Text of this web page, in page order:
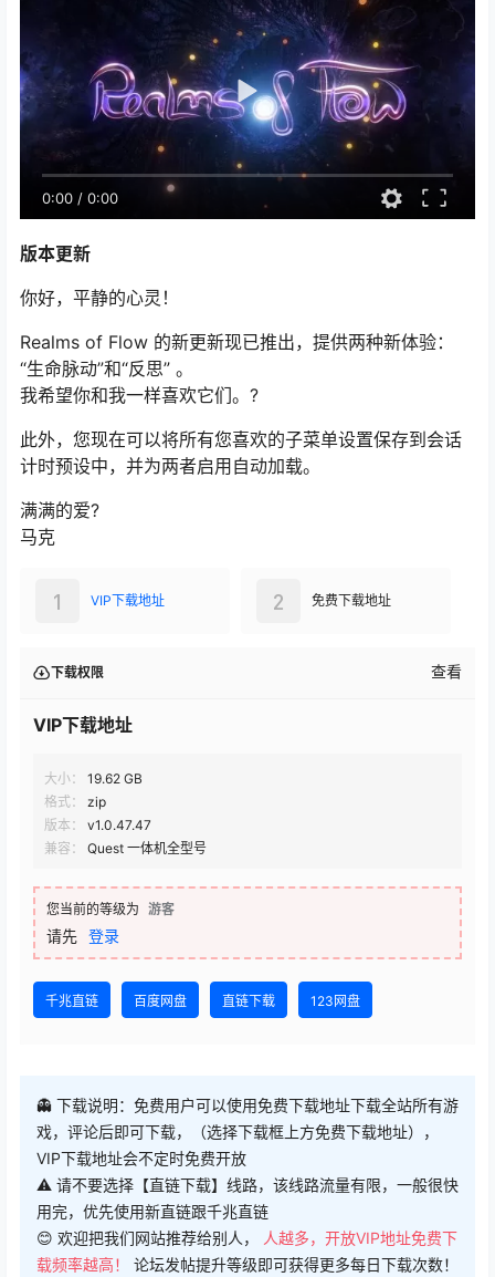
0:00 / 0:00
版本更新
你好，平静的心灵！
Realms of Flow 的新更新现已推出，提供两种新体验：
“生命脉动”和“反思” 。
我希望你和我一样喜欢它们。?
此外，您现在可以将所有您喜欢的子菜单设置保存到会话
计时预设中，并为两者启用自动加载。
满满的爱?
马克
VIP下载地址
1 免费下载地址
2
下载权限 查看
VIP下载地址
大小：
19.62 GB
格式：
zip
版本：
v1.0.47.47
兼容：
Quest 一体机全型号
您当前的等级为 游客
请先 登录
千兆直链 百度网盘 直链下载 123网盘
👻 下载说明：免费用户可以使用免费下载地址下载全站所有游
戏，评论后即可下载，（选择下载框上方免费下载地址），
VIP下载地址会不定时免费开放
⚠ 请不要选择【直链下载】线路，该线路流量有限，一般很快
用完，优先使用新直链跟千兆直链
😊 欢迎把我们网站推荐给别人，
人越多，开放VIP地址免费下
载频率越高！ 论坛发帖提升等级即可获得更多每日下载次数！